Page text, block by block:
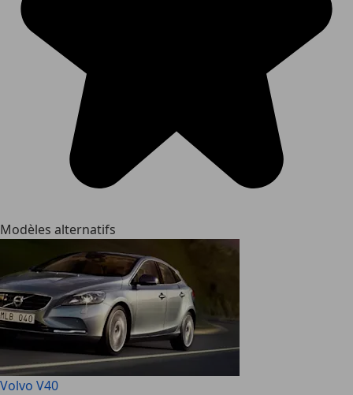
Modèles alternatifs
Volvo V40